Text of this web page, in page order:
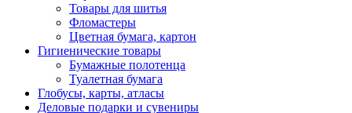
Товары для шитья
Фломастеры
Цветная бумага, картон
Гигиенические товары
Бумажные полотенца
Туалетная бумага
Глобусы, карты, атласы
Деловые подарки и сувениры